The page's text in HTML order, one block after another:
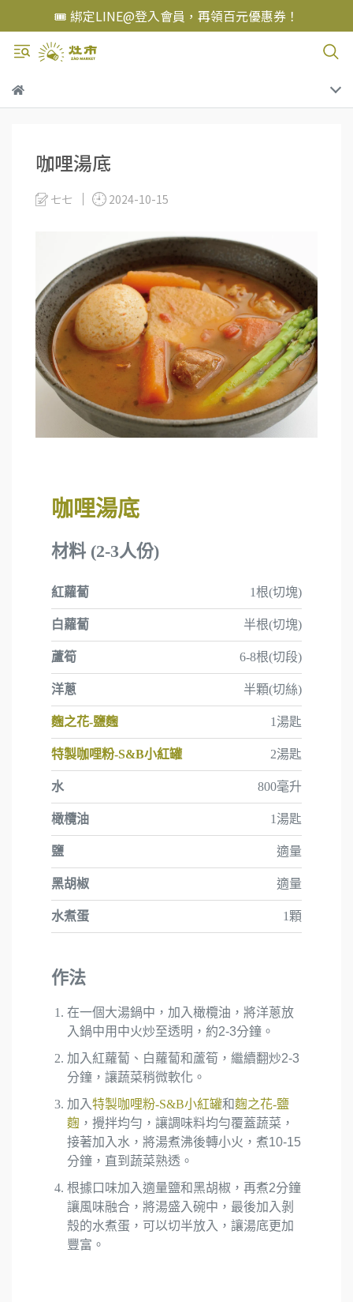
🎟️ 綁定LINE@登入會員，再領百元優惠券！
咖哩湯底
七七 2024-10-15
咖哩湯底
材料 (2-3人份)
紅蘿蔔 1根(切塊)
白蘿蔔 半根(切塊)
蘆筍 6-8根(切段)
洋蔥 半顆(切絲)
麴之花-鹽麴 1湯匙
特製咖哩粉-S&B小紅罐 2湯匙
水 800毫升
橄欖油 1湯匙
鹽 適量
黑胡椒 適量
水煮蛋 1顆
作法
在一個大湯鍋中，加入橄欖油，將洋蔥放
入鍋中用中火炒至透明，約2-3分鐘。
加入紅蘿蔔、白蘿蔔和蘆筍，繼續翻炒2-3
分鐘，讓蔬菜稍微軟化。
加入特製咖哩粉-S&B小紅罐和麴之花-鹽
麴 ，攪拌均勻，讓調味料均勻覆蓋蔬菜，
接著加入水，將湯煮沸後轉小火，煮10-15
分鐘，直到蔬菜熟透。
根據口味加入適量鹽和黑胡椒，再煮2分鐘
讓風味融合，將湯盛入碗中，最後加入剝
殼的水煮蛋，可以切半放入，讓湯底更加
豐富。